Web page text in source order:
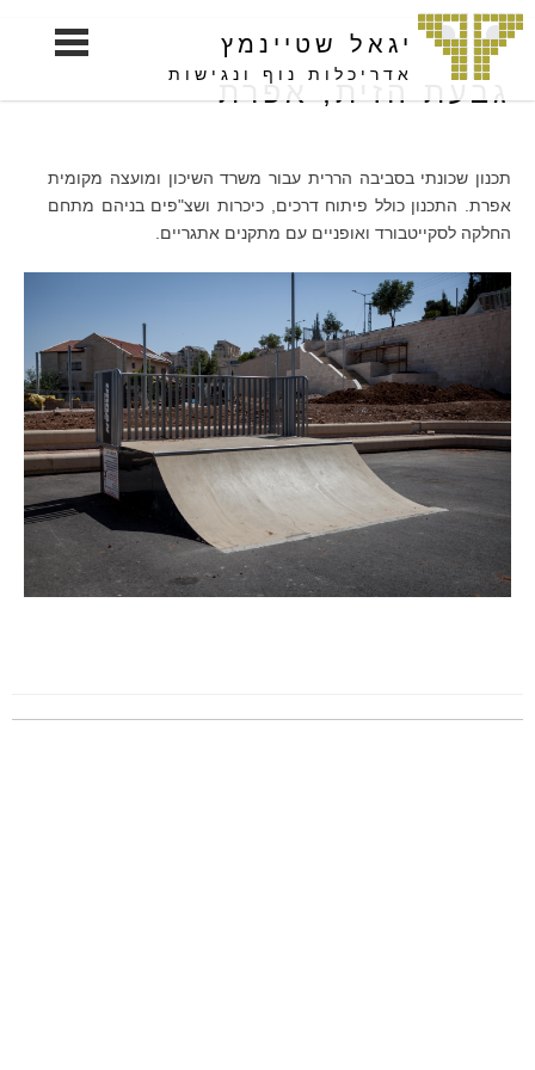
S
k
i
p
c
o
t
e
t
יגאל שטיינמץ
אדריכלות נוף ונגישות
גבעת הזית, אפרת
תכנון שכונתי בסביבה הררית עבור משרד השיכון ומועצה מקומית
אפרת. התכנון כולל פיתוח דרכים, כיכרות ושצ"פים בניהם מתחם
החלקה לסקייטבורד ואופניים עם מתקנים אתגריים.